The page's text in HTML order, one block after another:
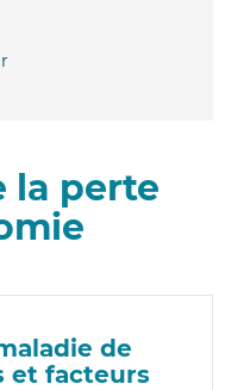
la perte
de
et facteurs